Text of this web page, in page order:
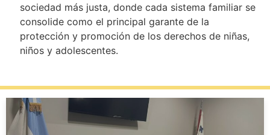
sociedad más justa, donde cada sistema familiar se
consolide como el principal garante de la
protección y promoción de los derechos de niñas,
niños y adolescentes.